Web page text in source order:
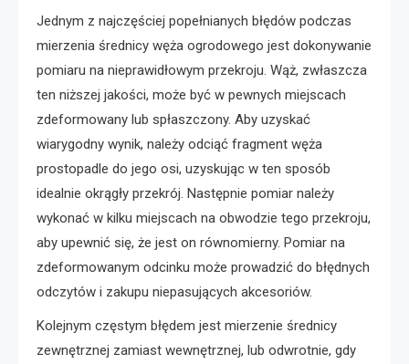
Jednym z najczęściej popełnianych błędów podczas
mierzenia średnicy węża ogrodowego jest dokonywanie
pomiaru na nieprawidłowym przekroju. Wąż, zwłaszcza
ten niższej jakości, może być w pewnych miejscach
zdeformowany lub spłaszczony. Aby uzyskać
wiarygodny wynik, należy odciąć fragment węża
prostopadle do jego osi, uzyskując w ten sposób
idealnie okrągły przekrój. Następnie pomiar należy
wykonać w kilku miejscach na obwodzie tego przekroju,
aby upewnić się, że jest on równomierny. Pomiar na
zdeformowanym odcinku może prowadzić do błędnych
odczytów i zakupu niepasujących akcesoriów.
Kolejnym częstym błędem jest mierzenie średnicy
zewnętrznej zamiast wewnętrznej, lub odwrotnie, gdy